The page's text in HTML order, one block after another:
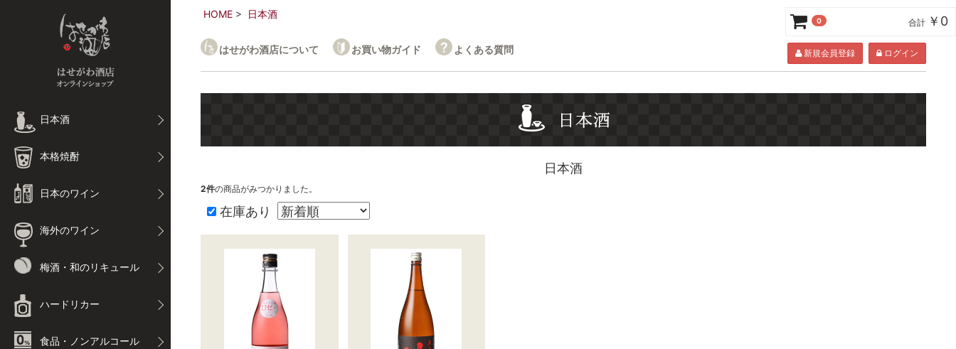
日本酒
本格焼酎
日本のワイン
海外のワイン
梅酒・和のリキュール
ハードリカー
食品・ノンアルコール
HOME 日本酒
はせがわ酒店について お買い物ガイド よくある質問 新規会員登録 ログイン
日本酒
2件の商品がみつかりました。
在庫あり
0 合計 ￥0